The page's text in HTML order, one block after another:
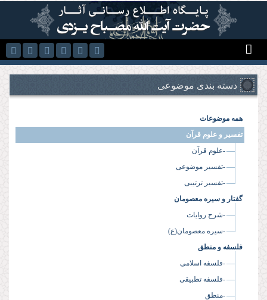
رفتن به محتوای اصلی
دسته بندی موضوعی
همه موضوعات
تفسیر و علوم قرآن
-علوم قرآن
-تفسیر موضوعی
-تفسیر ترتیبی
گفتار و سیره معصومان
-شرح روایات
-سیره معصومان(ع)
فلسفه و منطق
-فلسفه اسلامی
-فلسفه تطبیقی
-منطق